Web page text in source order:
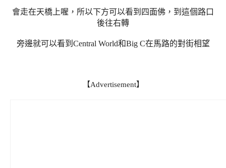
會走在天橋上喔，所以下方可以看到四面佛，到這個路口
後往右轉
旁邊就可以看到Central World和Big C在馬路的對街相望
【Advertisement】